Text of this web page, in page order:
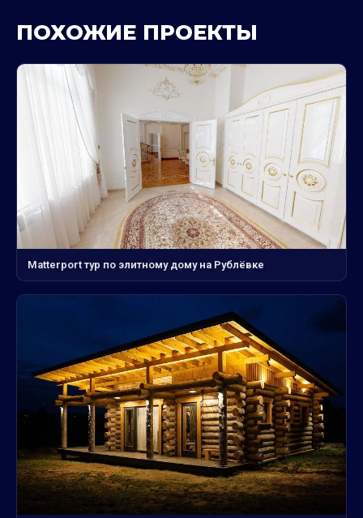
ПОХОЖИЕ ПРОЕКТЫ
Matterport тур по элитному дому на Рублёвке